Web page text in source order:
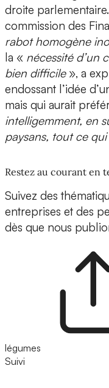
droite
commission des
rabot homogène
la « nécessité d’un
bien difficile», a
endossant l’idée
mais qui aurait
intelligemment, en
paysans, tout ce
Restez au courant en
Suivez des
entreprises et des
dès que nous
légumes
Suivi